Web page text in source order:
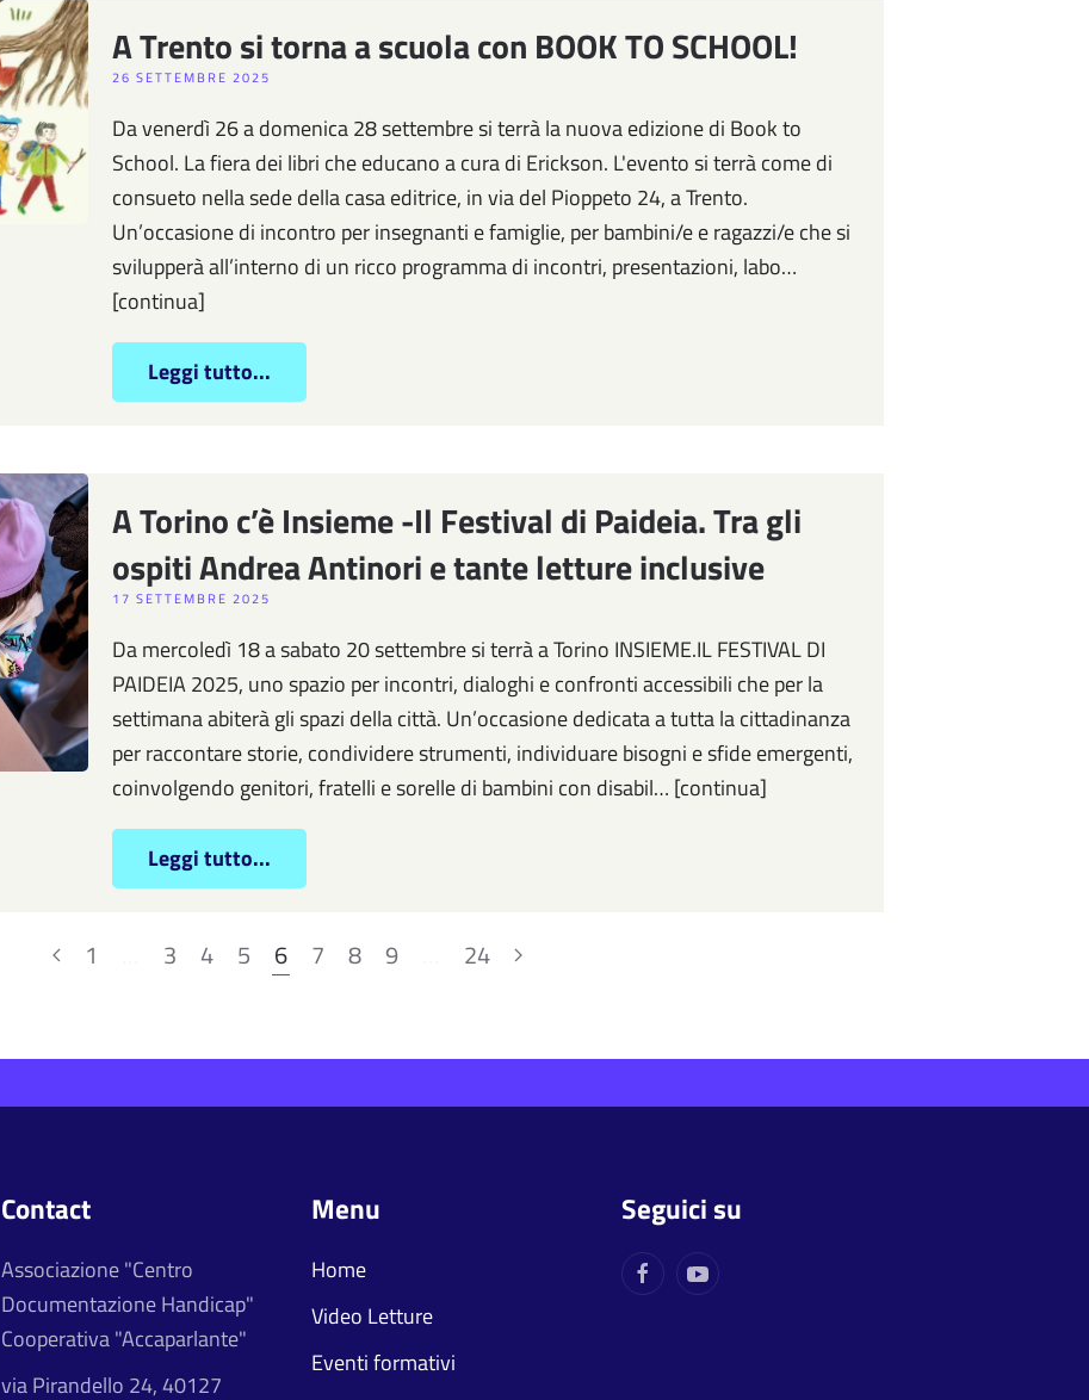
A Trento si torna a scuola con BOOK TO SCHOOL!
26 SETTEMBRE 2025
Da venerdì 26 a domenica 28 settembre si terrà la nuova edizione di Book to
School. La fiera dei libri che educano a cura di Erickson. L'evento si terrà come di
consueto nella sede della casa editrice, in via del Pioppeto 24, a Trento.
Un’occasione di incontro per insegnanti e famiglie, per bambini/e e ragazzi/e che si
svilupperà all’interno di un ricco programma di incontri, presentazioni, labo…
[continua]
Leggi tutto...
A Torino c’è Insieme -Il Festival di Paideia. Tra gli
ospiti Andrea Antinori e tante letture inclusive
17 SETTEMBRE 2025
Da mercoledì 18 a sabato 20 settembre si terrà a Torino INSIEME.IL FESTIVAL DI
PAIDEIA 2025, uno spazio per incontri, dialoghi e confronti accessibili che per la
settimana abiterà gli spazi della città. Un’occasione dedicata a tutta la cittadinanza
per raccontare storie, condividere strumenti, individuare bisogni e sfide emergenti,
coinvolgendo genitori, fratelli e sorelle di bambini con disabil… [continua]
Leggi tutto...
1 3 4 5 6 7 8 9 24
Contact
Associazione "Centro
Documentazione Handicap"
Cooperativa "Accaparlante"
via Pirandello 24, 40127
Menu
Home
Video Letture
Eventi formativi
Seguici su